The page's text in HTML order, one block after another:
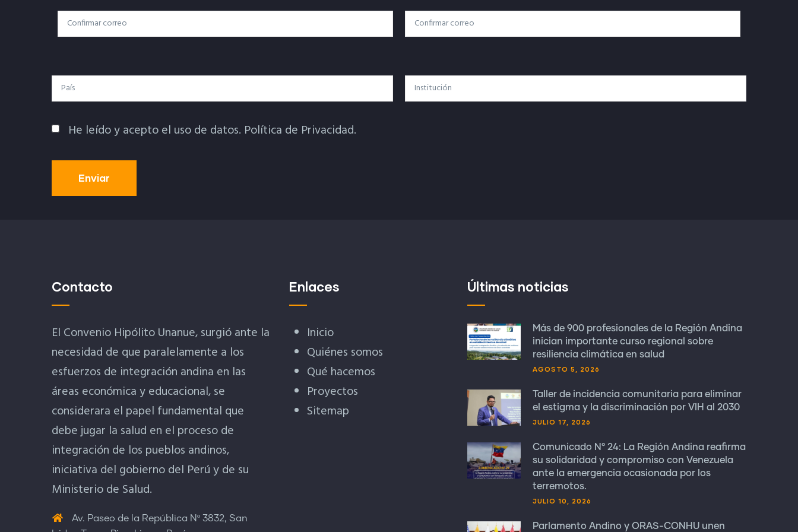
Correo
Electrónico
Correo Electrónico Confirmar Correo
País Institución
Política De Privacidad
He leído y acepto el uso de datos. Política de Privacidad.
Contacto
El Convenio Hipólito Unanue, surgió ante la
necesidad de que paralelamente a los
esfuerzos de integración andina en las
áreas económica y educacional, se
considerara el papel fundamental que
debe jugar la salud en el proceso de
integración de los pueblos andinos,
iniciativa del gobierno del Perú y de su
Ministerio de Salud.
Av. Paseo de la República Nº 3832, San
Enlaces
Inicio
Quiénes somos
Qué hacemos
Proyectos
Sitemap
Últimas noticias
Más de 900 profesionales de la Región Andina
inician importante curso regional sobre
resiliencia climática en salud
AGOSTO 5, 2026
Taller de incidencia comunitaria para eliminar
el estigma y la discriminación por VIH al 2030
JULIO 17, 2026
Comunicado N° 24: La Región Andina reafirma
su solidaridad y compromiso con Venezuela
ante la emergencia ocasionada por los
terremotos.
JULIO 10, 2026
Parlamento Andino y ORAS-CONHU unen